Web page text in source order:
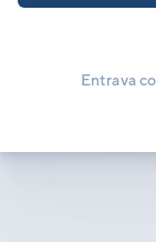
Entrava